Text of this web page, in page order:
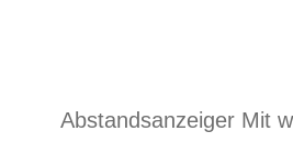
Abstandsanzeiger Mit